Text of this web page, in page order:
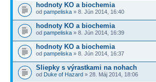
hodnoty KO a biochemia
od pampeliska » 8. Jún 2014, 16:40
hodnoty KO a biochemia
od pampeliska » 8. Jún 2014, 16:39
hodnoty KO a biochemia
od pampeliska » 8. Jún 2014, 16:37
Sliepky s výrastkami na nohach
od Duke of Hazard » 28. Máj 2014, 18:06